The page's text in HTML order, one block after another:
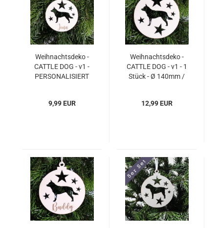
Weihnachtsdeko -
CATTLE DOG - v1 -
PERSONALISIERT
9,99 EUR
Weihnachtsdeko -
CATTLE DOG - v1 - 1
Stück - Ø 140mm /
12,99 EUR